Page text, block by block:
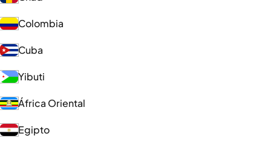
Colombia
Cuba
Yibuti
África Oriental
Egipto